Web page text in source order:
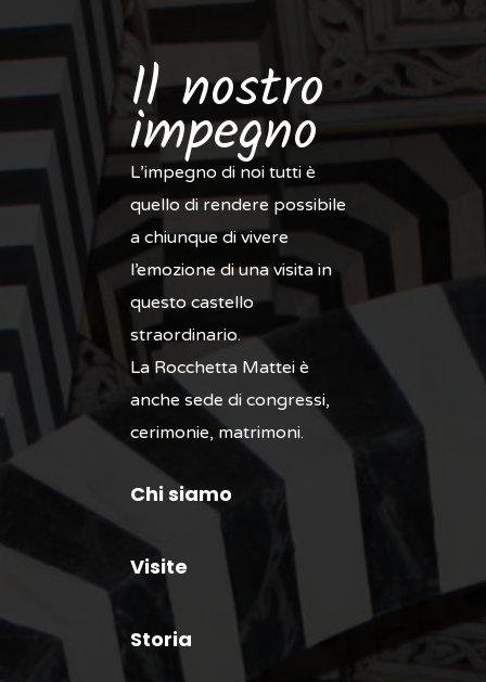
Il nostro
impegno
L’impegno di noi tutti è
quello di rendere possibile
a chiunque di vivere
l’emozione di una visita in
questo castello
straordinario.
La Rocchetta Mattei è
anche sede di congressi,
cerimonie, matrimoni.
Chi siamo
Visite
Storia